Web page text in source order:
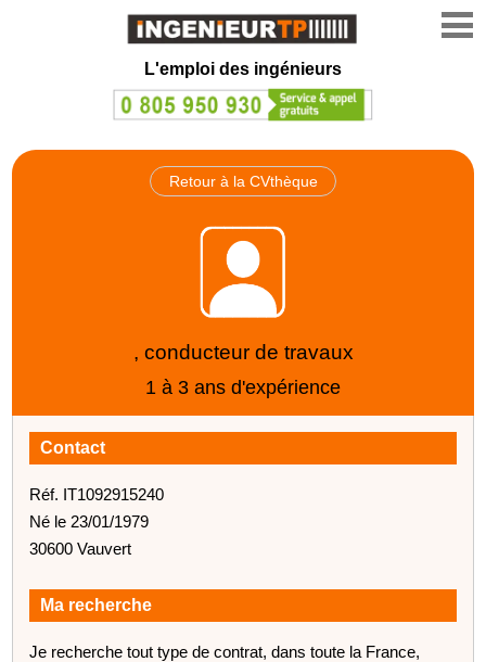
L'emploi des ingénieurs
Retour à la CVthèque
, conducteur de travaux
1 à 3 ans d'expérience
Contact
Réf. IT1092915240
Né le 23/01/1979
30600 Vauvert
Ma recherche
Je recherche tout type de contrat, dans toute la France,